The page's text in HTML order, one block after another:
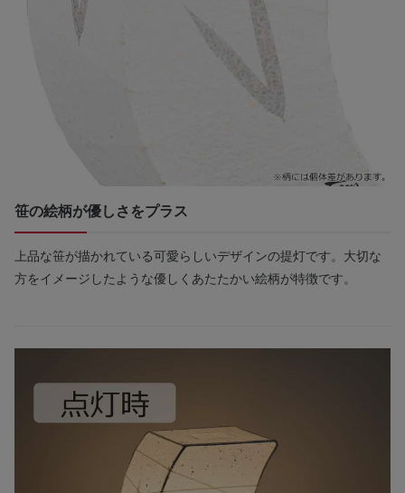
笹の絵柄が優しさをプラス
上品な笹が描かれている可愛らしいデザインの提灯です。大切な
方をイメージしたような優しくあたたかい絵柄が特徴です。